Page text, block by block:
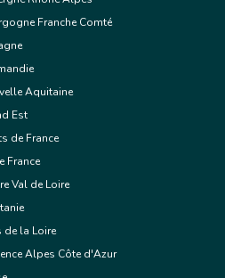
Franche Comté
Aquitaine
Est
de France
France
Val de Loire
de la Loire
Alpes Côte d'Azur